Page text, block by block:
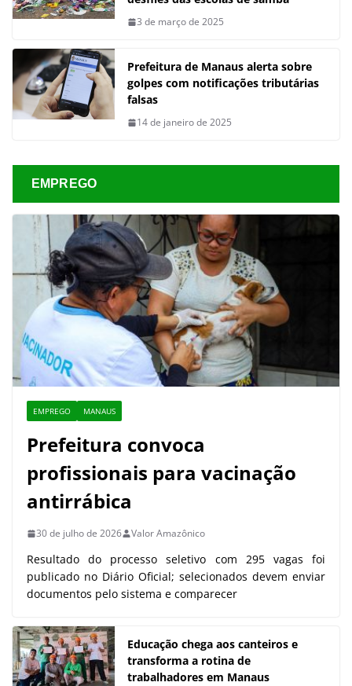
3 de março de 2025
Prefeitura de Manaus alerta sobre
golpes com notificações tributárias
falsas
14 de janeiro de 2025
EMPREGO
EMPREGO MANAUS
Prefeitura convoca
profissionais para vacinação
antirrábica
30 de julho de 2026 Valor Amazônico
Resultado do processo seletivo com 295 vagas foi
publicado no Diário Oficial; selecionados devem enviar
documentos pelo sistema e comparecer
Educação chega aos canteiros e
transforma a rotina de
trabalhadores em Manaus